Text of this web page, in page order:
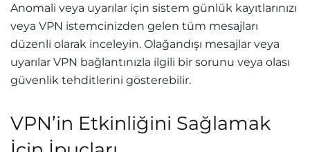
Anomali veya uyarılar için sistem günlük kayıtlarınızı
veya VPN istemcinizden gelen tüm mesajları
düzenli olarak inceleyin. Olağandışı mesajlar veya
uyarılar VPN bağlantınızla ilgili bir sorunu veya olası
güvenlik tehditlerini gösterebilir.
VPN’in Etkinliğini Sağlamak